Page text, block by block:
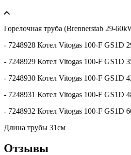
Горелочная труба (Brennerstab 29-
- 7248928 Котел Vitogas 100-F GS1D
- 7248929 Котел Vitogas 100-F GS1D
- 7248930 Котел Vitogas 100-F GS1D
- 7248931 Котел Vitogas 100-F GS1D
- 7248932 Котел Vitogas 100-F GS1D
Длина трубы 31см
Отзывы